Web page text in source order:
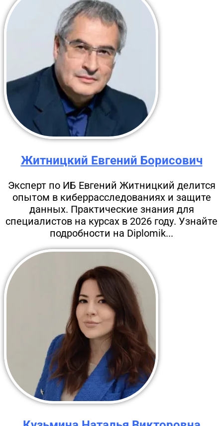
Житницкий Евгений Борисович
Эксперт по ИБ Евгений Житницкий делится
опытом в киберрасследованиях и защите
данных. Практические знания для
специалистов на курсах в 2026 году. Узнайте
подробности на Diplomik...